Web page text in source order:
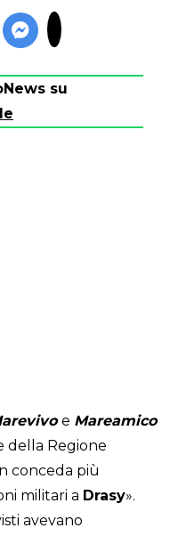
su
e Mareamico
della Regione
conceda più
militari a Drasy».
avevano